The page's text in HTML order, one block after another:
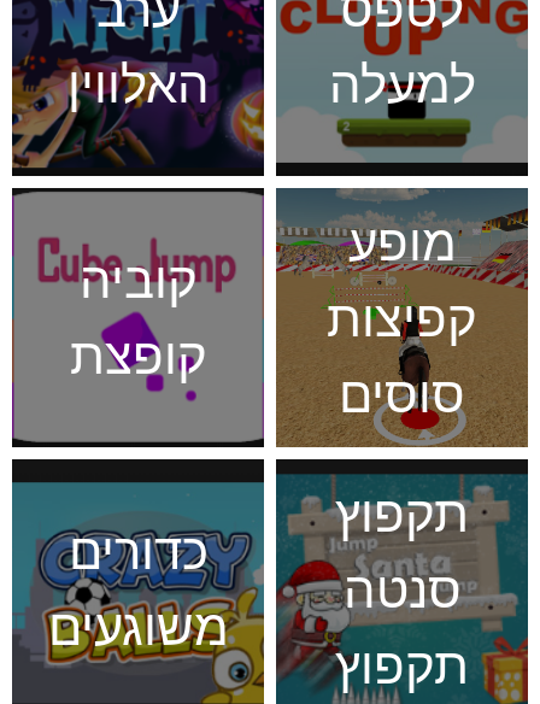
למעלה
האלווין
מופע
קפיצות
סוסים
קוביה
קופצת
תקפוץ
סנטה
תקפוץ
כדורים
משוגעים